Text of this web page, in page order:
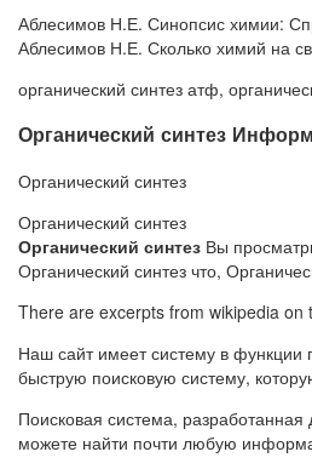
Аблесимов Н.Е. Синопсис химии:
Аблесимов Н.Е. Сколько химий на
органический синтез атф,
Органический синтез
Органический синтез
Органический синтез
Органический синтез Вы
Органический синтез что,
There are excerpts from wikipedia on
Наш сайт имеет систему в функции
быструю поисковую систему,
Поисковая система,
можете найти почти любую